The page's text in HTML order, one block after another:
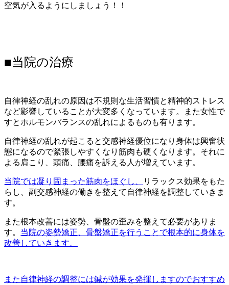
空気が入るようにしましょう！！
■当院の治療
自律神経の乱れの原因は不規則な生活習慣と精神的ストレス
など影響していることが大変多くなっています。また女性で
すとホルモンバランスの乱れによるものも有ります。
自律神経の乱れが起こると交感神経優位になり身体は興奮状
態になるので緊張しやすくなり筋肉も硬くなります。それに
よる肩こり、頭痛、腰痛を訴える人が増えています。
当院では凝り固まった筋肉をほぐし、
リラックス効果をもた
らし、副交感神経の働きを整えて自律神経を調整していきま
す。
また根本改善には姿勢、骨盤の歪みを整えて必要がありま
す。 当院の姿勢矯正、骨盤矯正を行うことで根本的に身体を
改善していきます。
また自律神経の調整には鍼が効果を発揮しますのでおすすめ